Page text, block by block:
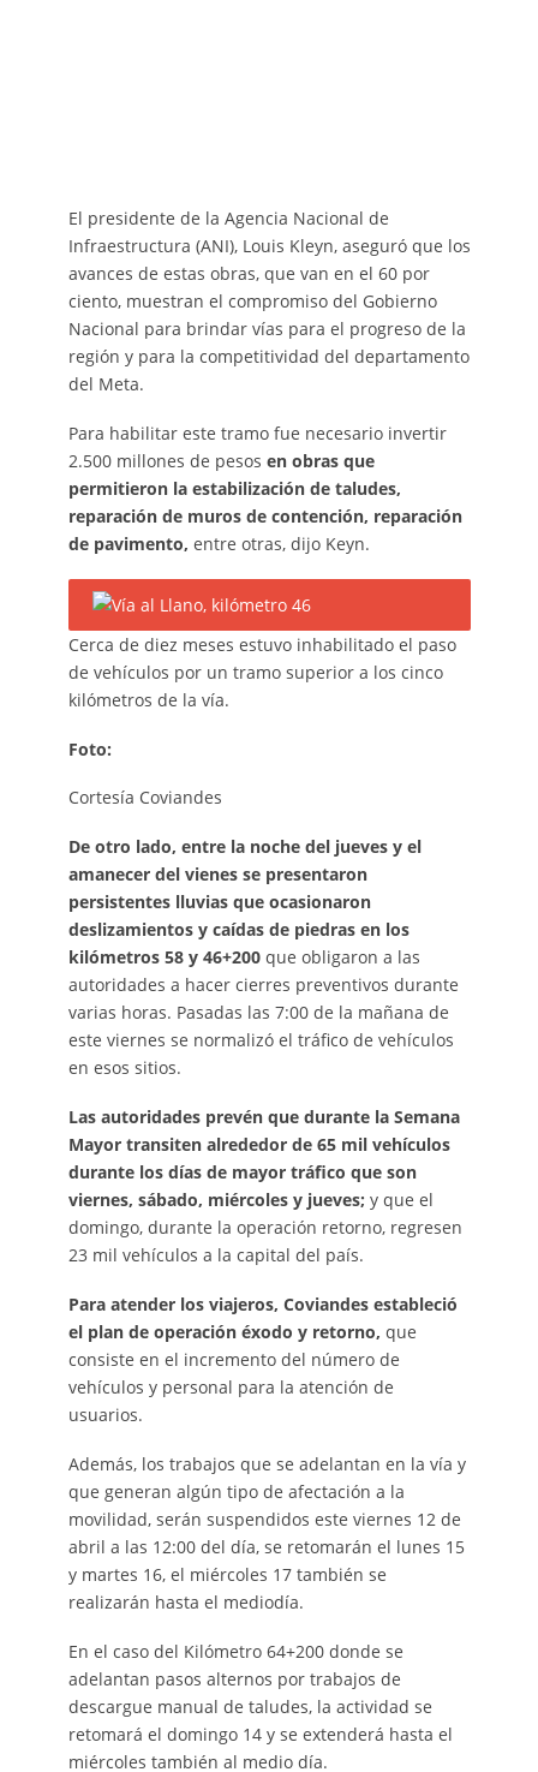
El presidente de la Agencia Nacional de
Infraestructura (ANI), Louis Kleyn, aseguró que los
avances de estas obras, que van en el 60 por
ciento, muestran el compromiso del Gobierno
Nacional para brindar vías para el progreso de la
región y para la competitividad del departamento
del Meta.
Para habilitar este tramo fue necesario invertir
2.500 millones de pesos en obras que
permitieron la estabilización de taludes,
reparación de muros de contención, reparación
de pavimento, entre otras, dijo Keyn.
Cerca de diez meses estuvo inhabilitado el paso
de vehículos por un tramo superior a los cinco
kilómetros de la vía.
Foto:
Cortesía Coviandes
De otro lado, entre la noche del jueves y el
amanecer del vienes se presentaron
persistentes lluvias que ocasionaron
deslizamientos y caídas de piedras en los
kilómetros 58 y 46+200que obligaron a las
autoridades a hacer cierres preventivos durante
varias horas. Pasadas las 7:00 de la mañana de
este viernes se normalizó el tráfico de vehículos
en esos sitios.
Las autoridades prevén que durante la Semana
Mayor transiten alrededor de 65 mil vehículos
durante los días de mayor tráfico que son
viernes, sábado, miércoles y jueves; y que el
domingo, durante la operación retorno, regresen
23 mil vehículos a la capital del país.
Para atender los viajeros, Coviandes estableció
el plan de operación éxodo y retorno, que
consiste en el incremento del número de
vehículos y personal para la atención de
usuarios.
Además, los trabajos que se adelantan en la vía y
que generan algún tipo de afectación a la
movilidad, serán suspendidos este viernes 12 de
abril a las 12:00 del día, se retomarán el lunes 15
y martes 16, el miércoles 17 también se
realizarán hasta el mediodía.
En el caso del Kilómetro 64+200 donde se
adelantan pasos alternos por trabajos de
descargue manual de taludes, la actividad se
retomará el domingo 14 y se extenderá hasta el
miércoles también al medio día.